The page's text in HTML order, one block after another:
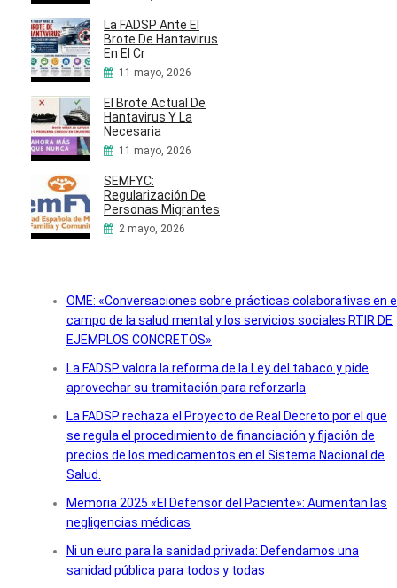
La FADSP Ante El
Brote De Hantavirus
En El Cr
11 mayo, 2026
El Brote Actual De
Hantavirus Y La
Necesaria
11 mayo, 2026
SEMFYC:
Regularización De
Personas Migrantes
2 mayo, 2026
OME: «Conversaciones sobre prácticas colaborativas en
campo de la salud mental y los servicios sociales RTIR DE
EJEMPLOS CONCRETOS»
La FADSP valora la reforma de la Ley del tabaco y pide
aprovechar su tramitación para reforzarla
La FADSP rechaza el Proyecto de Real Decreto por el que
se regula el procedimiento de financiación y fijación de
precios de los medicamentos en el Sistema Nacional de
Salud.
Memoria 2025 «El Defensor del Paciente»: Aumentan las
negligencias médicas
Ni un euro para la sanidad privada: Defendamos una
sanidad pública para todos y todas